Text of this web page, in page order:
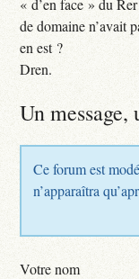
« d’en face » du
de domaine n’avait
en est ?
Dren.
Un
Ce forum est
n’apparaîtra
Votre nom